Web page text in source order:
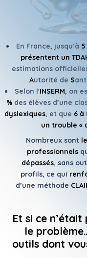
En France, jusqu’à 5
présentent un
estimations
Autorité de S
Selon l'INSERM, on
%des élèves d’une
dyslexiques, et que 6 à
un trouble «
Nombreux sont
professionnels
dépassés, sans
profils, ce qui
d’une méthode
Et si ce n’était
le
outils dont